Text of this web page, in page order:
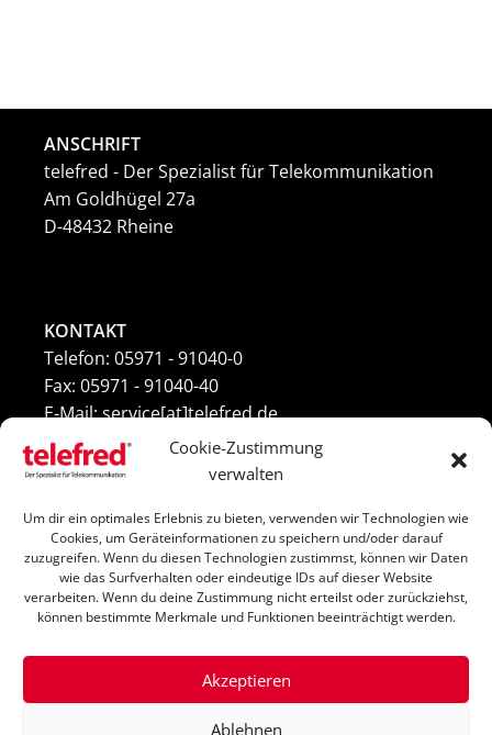
Cookie-Zustimmung
verwalten
Um dir ein optimales Erlebnis zu bieten, verwenden wir Technologien wie
Cookies, um Geräteinformationen zu speichern und/oder darauf
zuzugreifen. Wenn du diesen Technologien zustimmst, können wir Daten
wie das Surfverhalten oder eindeutige IDs auf dieser Website
verarbeiten. Wenn du deine Zustimmung nicht erteilst oder zurückziehst,
können bestimmte Merkmale und Funktionen beeinträchtigt werden.
Akzeptieren
Ablehnen
ANSCHRIFT
telefred - Der Spezialist für Telekommunikation
Am Goldhügel 27a
D-48432 Rheine
KONTAKT
Telefon: 05971 - 91040-0
Fax: 05971 - 91040-40
E-Mail: service[at]telefred.de
Cookie-Richtlinie (EU)
AGB
Impressum